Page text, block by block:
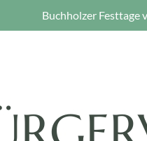
Buchholzer Festtage